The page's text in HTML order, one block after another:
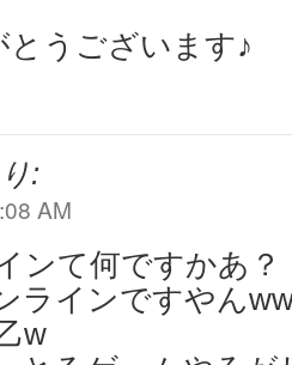
とうございます♪
:
AM
ンて何ですかあ？
ラインですやん
w